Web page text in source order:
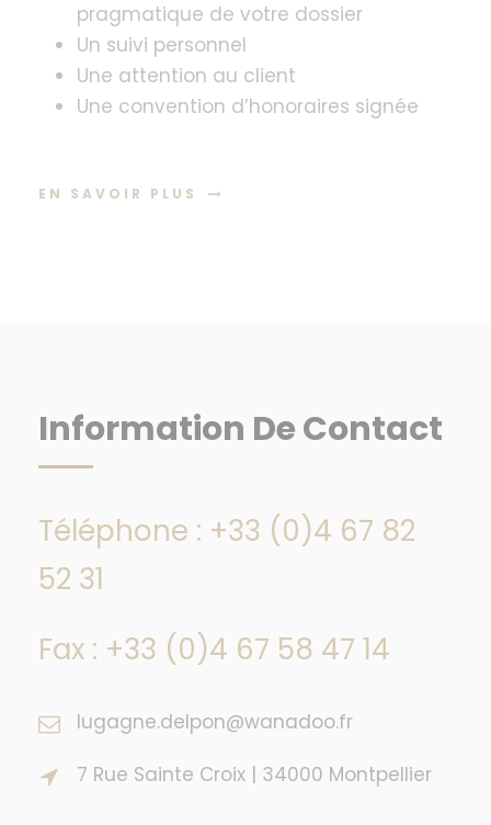
pragmatique de votre dossier
Un suivi personnel
Une attention au client
Une convention d’honoraires signée
EN SAVOIR PLUS
Information De Contact
Téléphone : +33 (0)4 67 82
52 31
Fax : +33 (0)4 67 58 47 14
lugagne.delpon@wanadoo.fr
7 Rue Sainte Croix | 34000 Montpellier